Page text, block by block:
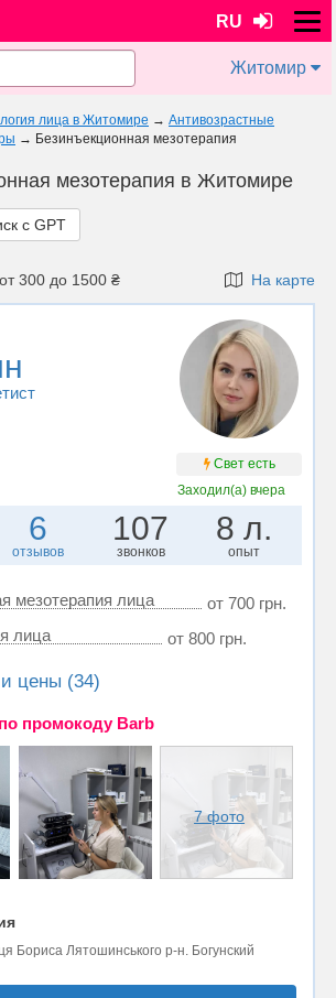
RU
Житомир
лица в Житомире → Антивозрастные
→ Безинъекционная мезотерапия
мезотерапия в Житомире
с GPT
300 до 1500 ₴ На карте
Свет есть
Заходил(а) вчера
6
отзывов
107
звонков
8 л.
опыт
мезотерапия лица
от 700 грн.
лица
от 800 грн.
цены (34)
промокоду Barb
7 фото
Бориса Лятошинського р-н. Богунский